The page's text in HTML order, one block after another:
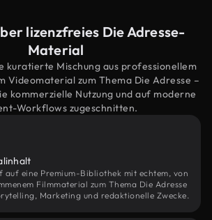
lizenzfreies Die Adresse-
Material
kuratierte Mischung aus professionellem
Videomaterial zum Thema Die Adresse –
kommerzielle Nutzung und auf moderne
Workflows zugeschnitten.
auf eine Premium-Bibliothek mit echtem, von
Filmmaterial zum Thema Die Adresse
Marketing und redaktionelle Zwecke.